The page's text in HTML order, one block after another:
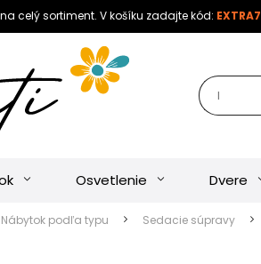
na celý sortiment. V košíku zadajte kód: EXTRA7
Osvetlenie Dvere
Nábytok podľa typu Sedacie súpravy